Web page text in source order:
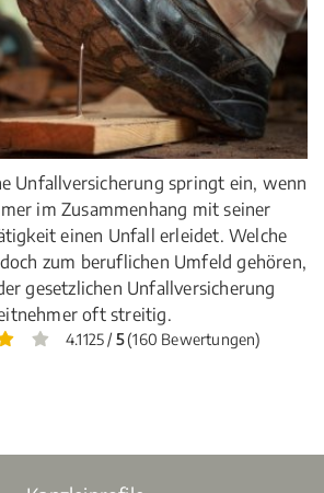
Unfallversicherung springt ein, wenn
im Zusammenhang mit seiner
einen Unfall erleidet. Welche
zum beruflichen Umfeld gehören,
gesetzlichen Unfallversicherung
oft streitig.
4.1125 / 5(160 Bewertungen)